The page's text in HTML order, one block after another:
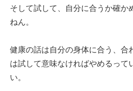
そして試して、自分に合うか確か
ねん。
健康の話は自分の身体に合う、合
は試して意味なければやめるって
い。